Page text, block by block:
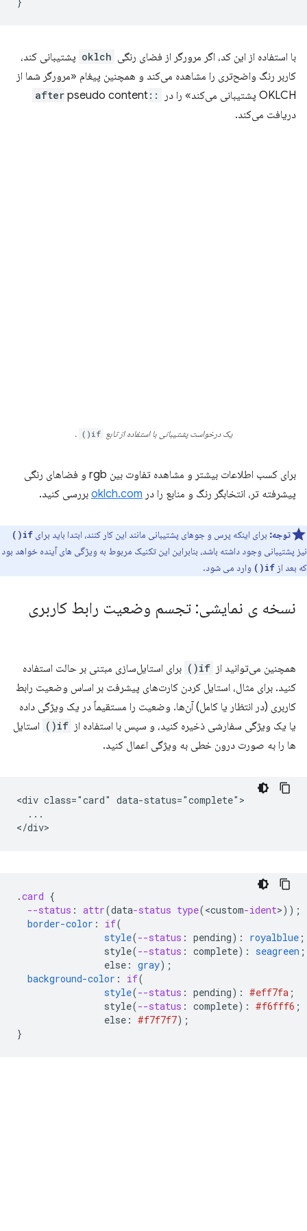
با استفاده از این کد، اگر مرورگر از فضای رنگی oklch پشتیبانی کند،
کاربر رنگ واضح‌تری را مشاهده می‌کند و همچنین پیغام «مرورگر شما از
OKLCH پشتیبانی می‌کند» را در
::after
pseudo content
دریافت می‌کند.
یک درخواست پشتیبانی با استفاده از تابع if()
.
برای کسب اطلاعات بیشتر و مشاهده تفاوت بین rgb و فضاهای رنگی
پیشرفته تر، انتخابگر رنگ و منابع را در oklch.com بررسی کنید.
توجه: برای اینکه پرس و جوهای پشتیبانی مانند این کار کنند، ابتدا باید برای if()
نیز پشتیبانی وجود داشته باشد، بنابراین این تکنیک مربوط به ویژگی های آینده خواهد بود
که بعد از if() وارد می شود.
نسخه ی نمایشی: تجسم وضعیت رابط کاربری
همچنین می‌توانید از if()
برای استایل‌سازی مبتنی بر حالت استفاده
کنید. برای مثال، استایل کردن کارت‌های پیشرفت بر اساس وضعیت رابط
کاربری (در انتظار یا کامل) آن‌ها. وضعیت را مستقیماً در یک ویژگی داده
یا یک ویژگی سفارشی ذخیره کنید، و سپس با استفاده از if()
استایل
ها را به صورت درون خطی به ویژگی اعمال کنید.
<div class="card" data-status="complete">
  ...
.card {
--status : attr(data-status type(<custom-ident>));
border-color : if(
style(--status : pending) : royalblue ;
style(--status : complete) : seagreen ;
else : gray);
background-color : if(
style(--status : pending) : #eff7fa ;
style(--status : complete) : #f6fff6 ;
else : #f7f7f7);
}